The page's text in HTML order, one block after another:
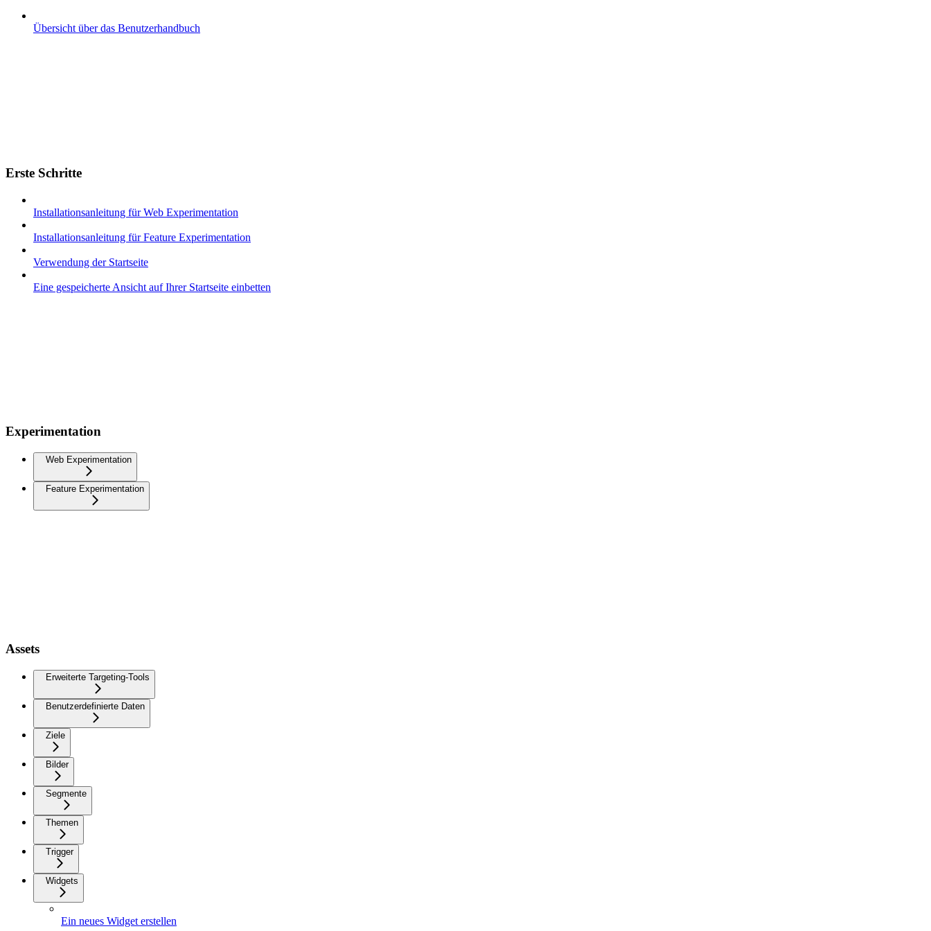
Übersicht über das Benutzerhandbuch
Erste Schritte
Installationsanleitung für Web Experimentation
Installationsanleitung für Feature Experimentation
Verwendung der Startseite
Eine gespeicherte Ansicht auf Ihrer Startseite einbetten
Experimentation
Web Experimentation
Feature Experimentation
Assets
Erweiterte Targeting-Tools
Benutzerdefinierte Daten
Ziele
Bilder
Segmente
Themen
Trigger
Widgets
Ein neues Widget erstellen